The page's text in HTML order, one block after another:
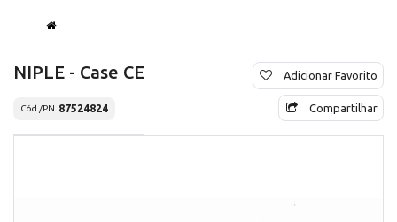
NIPLE - Case CE
Cód./PN 87524824
Adicionar Favorito
Compartilhar